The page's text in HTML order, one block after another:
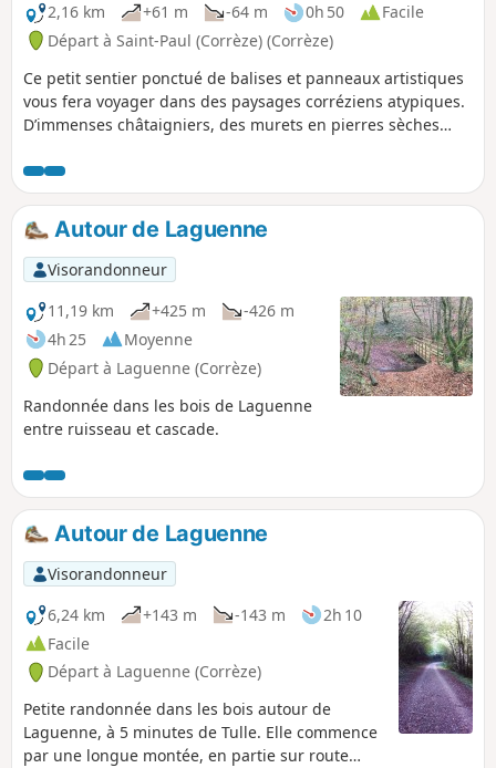
2,16 km
+61 m -64 m 0h 50
Facile
Départ à Saint-Paul (Corrèze) (Corrèze)
Ce petit sentier ponctué de balises et panneaux artistiques
vous fera voyager dans des paysages corréziens atypiques.
D’immenses châtaigniers, des murets en pierres sèches
d’une autre époque, et vous attendent.
Autour de Laguenne
Visorandonneur
11,19 km
+425 m
-426 m
4h 25
Moyenne
Départ à Laguenne (Corrèze)
Randonnée dans les bois de Laguenne
entre ruisseau et cascade.
Autour de Laguenne
Visorandonneur
6,24 km
+143 m -143 m
2h 10
Facile
Départ à Laguenne (Corrèze)
Petite randonnée dans les bois autour de
Laguenne, à 5 minutes de Tulle. Elle commence
par une longue montée, en partie sur route